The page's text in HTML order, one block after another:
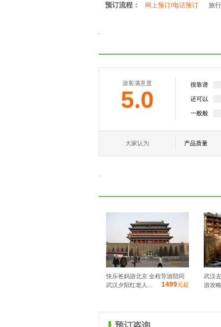
预订流程： 网上预订/电话预订 旅
游客满意度
5.0
很靠谱
还可以
一般般
大家认为 产品质量
快乐爸妈游北京 全程导游陪同
武汉夕阳红老人...
1499元起
武汉
游攻